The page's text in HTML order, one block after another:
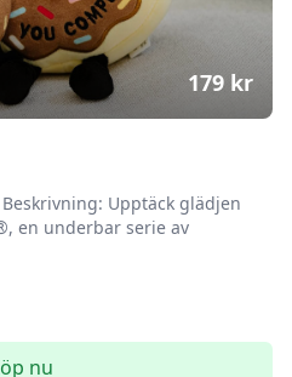
Upptäck glädjen
en underbar serie av
179 kr
nu